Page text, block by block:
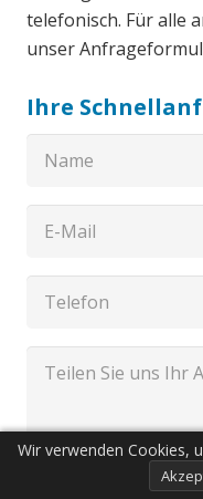
telefonisch. Für alle
unser
Ihre
Wir verwenden Cookies,